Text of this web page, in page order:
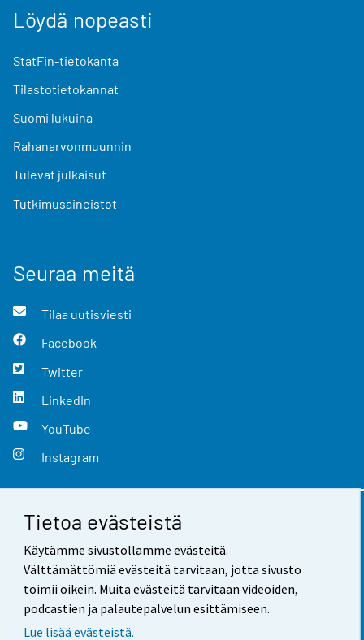
Tietoa evästeistä
Käytämme sivustollamme evästeitä.
Välttämättömiä evästeitä tarvitaan, jotta sivusto
toimii oikein. Muita evästeitä tarvitaan videoiden,
podcastien ja palautepalvelun esittämiseen.
Lue lisää evästeistä.
Löydä nopeasti
StatFin-tietokanta
Tilastotietokannat
Suomi lukuina
Rahanarvonmuunnin
Tulevat julkaisut
Tutkimusaineistot
Seuraa meitä
Tilaa uutisviesti
Facebook
Twitter
LinkedIn
YouTube
Instagram
Yhteystiedot
Palaute
Käyttöehdot